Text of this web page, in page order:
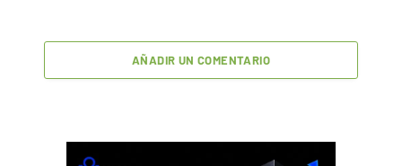
AÑADIR UN COMENTARIO